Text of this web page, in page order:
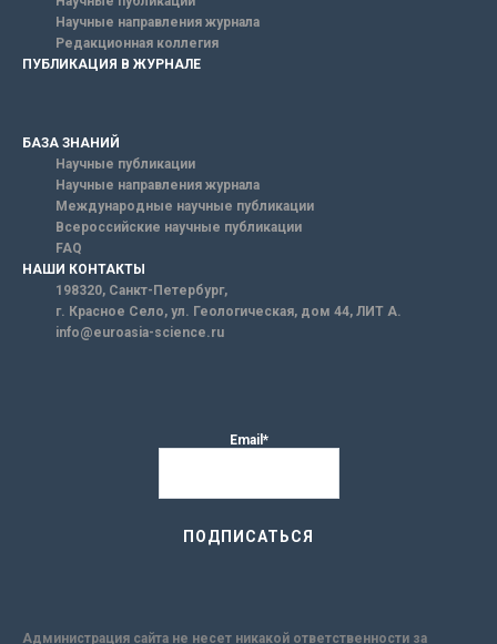
Научные направления журнала
Редакционная коллегия
ПУБЛИКАЦИЯ В ЖУРНАЛЕ
БАЗА ЗНАНИЙ
Научные публикации
Научные направления журнала
Международные научные публикации
Всероссийские научные публикации
FAQ
НАШИ КОНТАКТЫ
198320, Санкт-Петербург,
г. Красное Село, ул. Геологическая, дом 44, ЛИТ А.
info@euroasia-science.ru
Email*
Администрация сайта не несет никакой ответственности за